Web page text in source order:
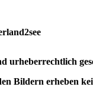
urheberrechtlich
Bildern erheben